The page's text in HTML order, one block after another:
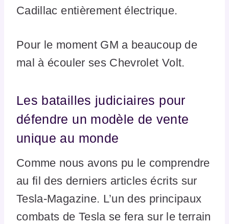
Cadillac entièrement électrique.
Pour le moment GM a beaucoup de
mal à écouler ses Chevrolet Volt.
Les batailles judiciaires pour
défendre un modèle de vente
unique au monde
Comme nous avons pu le comprendre
au fil des derniers articles écrits sur
Tesla-Magazine. L’un des principaux
combats de Tesla se fera sur le terrain